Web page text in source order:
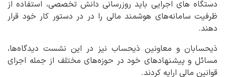
دستگاه های اجرایی باید ‌روزرسانی دانش تخصصی، استفاده از
ظرفیت سامانه‌های هوشمند مالی را در در دستور کار خود قرار
دهند.
️ذیحسابان و معاونین ذیحساب نیز در این نشست دیدگاه‌ها،
مسائل و پیشنهادهای خود در حوزه‌های مختلف از جمله اجرای
قوانین مالی ارایه کردند.